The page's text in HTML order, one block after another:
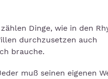
Dinge, wie in den
durchzusetzen auch
brauche.
muß seinen eigenen